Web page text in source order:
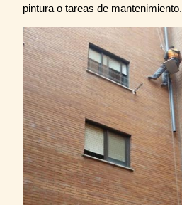
pintura o tareas de mantenimiento.